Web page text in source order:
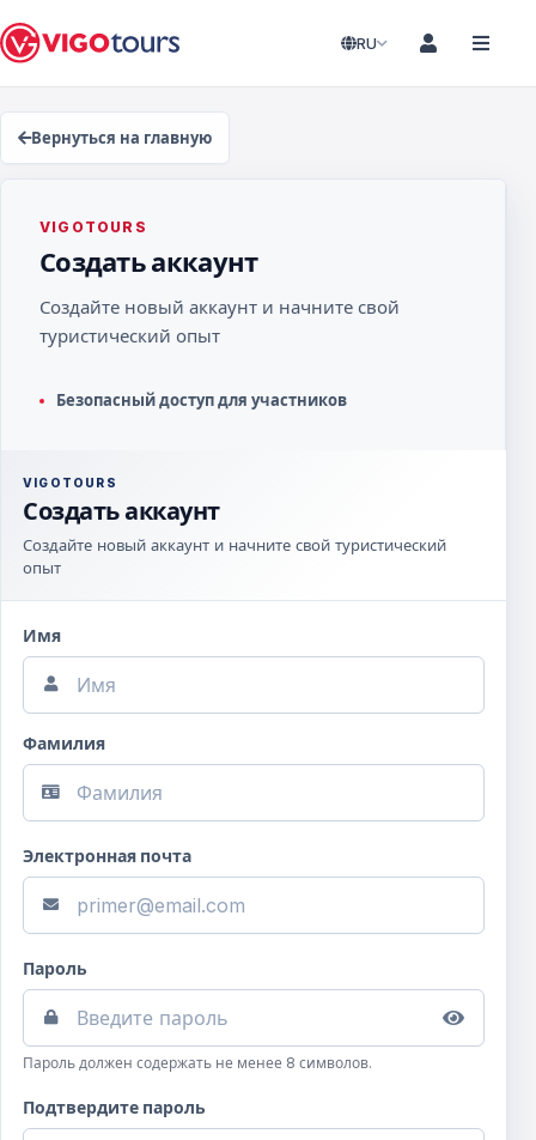
RU
Вернуться на главную
VIGOTOURS
Создать аккаунт
Создайте новый аккаунт и начните свой
туристический опыт
Безопасный доступ для участников
VIGOTOURS
Создать аккаунт
Создайте новый аккаунт и начните свой туристический
опыт
Имя
Фамилия
Электронная почта
Пароль
Пароль должен содержать не менее 8 символов.
Подтвердите пароль